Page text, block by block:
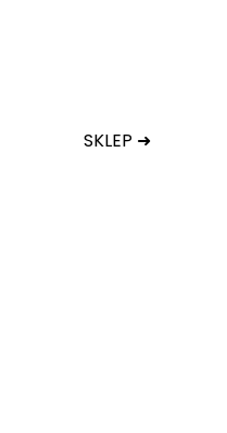
SKLEP